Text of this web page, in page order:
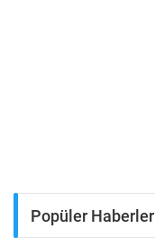
Popüler Haberler